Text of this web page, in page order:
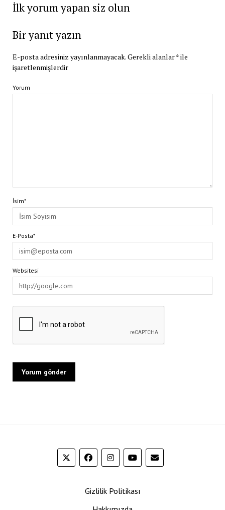
İlk yorum yapan siz olun
Bir yanıt yazın
E-posta adresiniz yayınlanmayacak.Gerekli alanlar*ile
işaretlenmişlerdir
Yorum
İsim*
E-Posta*
Websitesi
Gizlilik Politikası